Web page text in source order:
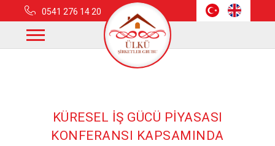
0541 276 14 20
Anasayfa
Haberler
KÜRESEL İŞ GÜCÜ PİYASASI
KONFERANSI KAPSAMINDA